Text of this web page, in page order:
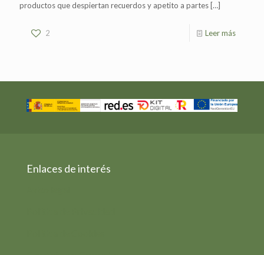
productos que despiertan recuerdos y apetito a partes […]
2 Leer más
Enlaces de interés